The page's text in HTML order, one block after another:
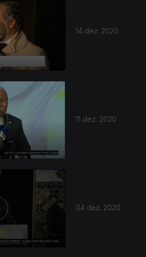
14 dez. 2020
11 dez. 2020
04 dez. 2020